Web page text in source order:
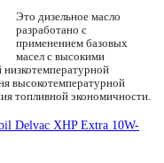
Это дизельное масло
разработано с
применением базовых
масел с высокими
высокотемпературной
топливной экономичности.